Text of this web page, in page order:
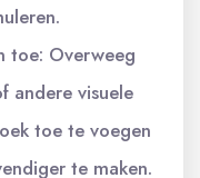
toe: Overweeg
andere visuele
toe te voegen
te maken.